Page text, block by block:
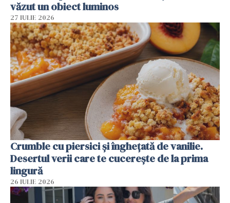
văzut un obiect luminos
27 IULIE 2026
Crumble cu piersici și înghețată de vanilie.
Desertul verii care te cucerește de la prima
lingură
26 IULIE 2026